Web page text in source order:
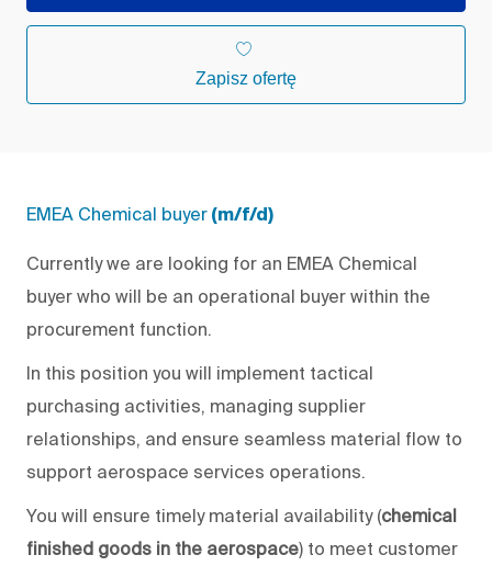
Zapisz ofertę
EMEA Chemical buyer (m/f/d)
Currently we are looking for an EMEA Chemical
buyer who will be an operational buyer within the
procurement function.
In this position you will implement tactical
purchasing activities, managing supplier
relationships, and ensure seamless material flow to
support aerospace services operations.
You will ensure timely material availability (chemical
finished goods in the aerospace) to meet customer